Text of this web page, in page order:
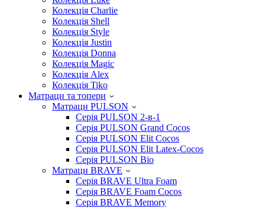
Колекція Charlie
Колекція Shell
Колекція Style
Колекція Justin
Колекція Donna
Колекція Magic
Колекція Alex
Колекція Tiko
Матраци та топери
Матраци PULSON
Серія PULSON 2-в-1
Серія PULSON Grand Cocos
Серія PULSON Elit Cocos
Серія PULSON Elit Latex-Cocos
Серія PULSON Bio
Матраци BRAVE
Серія BRAVE Ultra Foam
Серія BRAVE Foam Cocos
Серія BRAVE Memory